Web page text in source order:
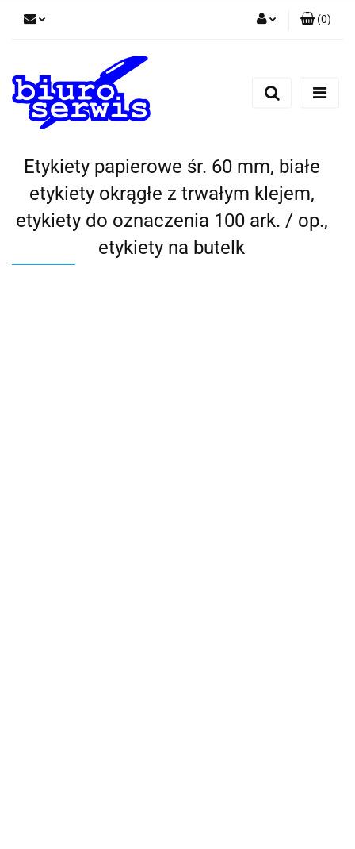
Zarejestruj się
(0)
Etykiety papierowe śr. 60 mm, białe
etykiety okrągłe z trwałym klejem,
etykiety do oznaczenia 100 ark. / op.,
etykiety na butelk